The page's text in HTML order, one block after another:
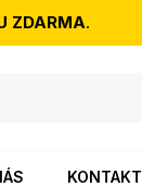
ZDARMA.
KONTAKT